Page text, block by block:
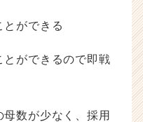
とができる
とができるので即戦
数が少なく、採用